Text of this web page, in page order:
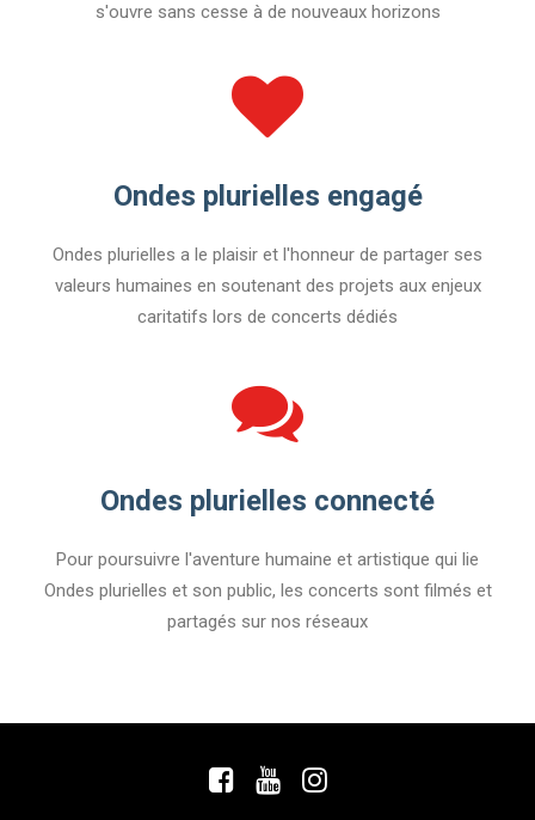
s'ouvre sans cesse à de nouveaux horizons
Ondes plurielles engagé
Ondes plurielles a le plaisir et l'honneur de partager ses
valeurs humaines en soutenant des projets aux enjeux
caritatifs lors de concerts dédiés
Ondes plurielles connecté
Pour poursuivre l'aventure humaine et artistique qui lie
Ondes plurielles et son public, les concerts sont filmés et
partagés sur nos réseaux